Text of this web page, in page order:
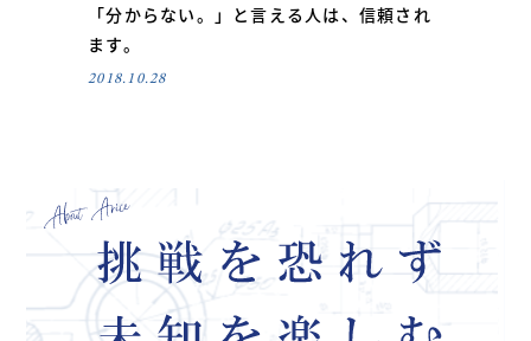
「分からない。」と言える人は、信頼され
ます。
2018.10.28